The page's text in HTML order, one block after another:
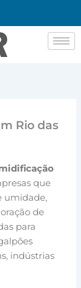
Rio das
que
umidade,
de
para
indústrias